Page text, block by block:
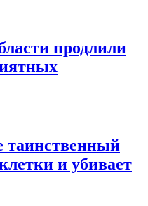
продлили
и убивает